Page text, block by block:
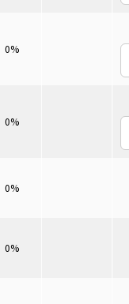
0%
0%
0%
0%